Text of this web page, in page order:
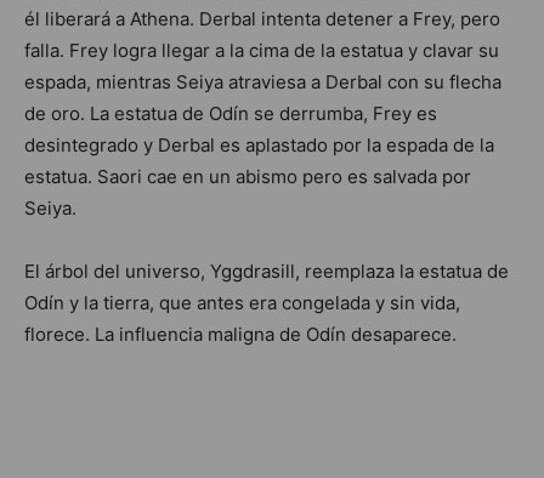
él liberará a Athena. Derbal intenta detener a Frey, pero
falla. Frey logra llegar a la cima de la estatua y clavar su
espada, mientras Seiya atraviesa a Derbal con su flecha
de oro. La estatua de Odín se derrumba, Frey es
desintegrado y Derbal es aplastado por la espada de la
estatua. Saori cae en un abismo pero es salvada por
Seiya.
El árbol del universo, Yggdrasill, reemplaza la estatua de
Odín y la tierra, que antes era congelada y sin vida,
florece. La influencia maligna de Odín desaparece.